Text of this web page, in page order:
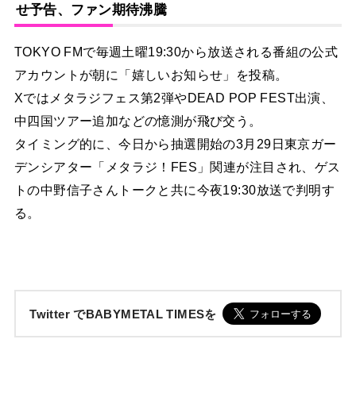
せ予告、ファン期待沸騰
TOKYO FMで毎週土曜19:30から放送される番組の公式
アカウントが朝に「嬉しいお知らせ」を投稿。
Xではメタラジフェス第2弾やDEAD POP FEST出演、
中四国ツアー追加などの憶測が飛び交う。
タイミング的に、今日から抽選開始の3月29日東京ガー
デンシアター「メタラジ！FES」関連が注目され、ゲス
トの中野信子さんトークと共に今夜19:30放送で判明す
る。
Twitter でBABYMETAL TIMESを